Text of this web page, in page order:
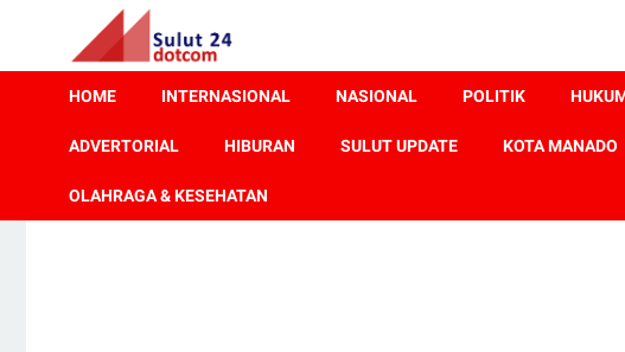
HOME INTERNASIONAL NASIONAL POLITIK
ADVERTORIAL HIBURAN SULUT UPDATE KOTA MANADO
OLAHRAGA & KESEHATAN